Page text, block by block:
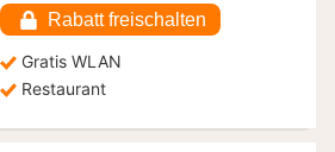
€
Rabatt freischalten
Gratis WLAN
Restaurant